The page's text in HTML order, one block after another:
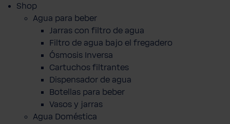
Shop
Agua para beber
Jarras con filtro de agua
Filtro de agua bajo el fregadero
Ósmosis Inversa
Cartuchos filtrantes
Dispensador de agua
Botellas para beber
Vasos y jarras
Agua Doméstica